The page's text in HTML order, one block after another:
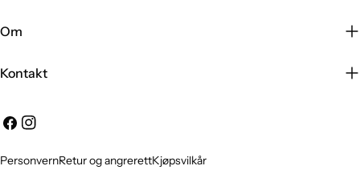
Om
Kontakt
FacebookInstagram
PersonvernRetur og angrerettKjøpsvilkår